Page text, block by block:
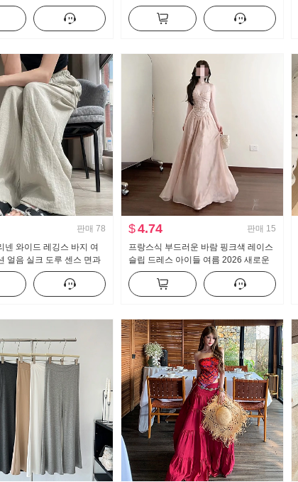
욕망 맨위 하프 바디 퀼로
용도 스트라이프 캐주얼 바닥 청소 바지
판매 78
넨 와이드 레깅스 바지 여
얼음 실크 도루 센스 면과
자 여가 스트레이트 바지
$4.74 판매 15
프랑스식 부드러운 바람 핑크색 레이스
슬립 드레스 아이들 여름 2026 새로운
해변가 휴가 품격 롱 스커트